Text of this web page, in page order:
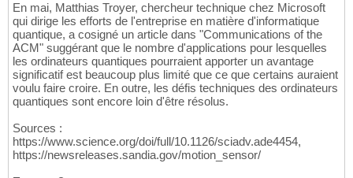
En mai, Matthias Troyer, chercheur technique chez Microsoft
qui dirige les efforts de l'entreprise en matière d'informatique
quantique, a cosigné un article dans "Communications of the
ACM" suggérant que le nombre d'applications pour lesquelles
les ordinateurs quantiques pourraient apporter un avantage
significatif est beaucoup plus limité que ce que certains auraient
voulu faire croire. En outre, les défis techniques des ordinateurs
quantiques sont encore loin d'être résolus.
Sources :
https://www.science.org/doi/full/10.1126/sciadv.ade4454,
https://newsreleases.sandia.gov/motion_sensor/